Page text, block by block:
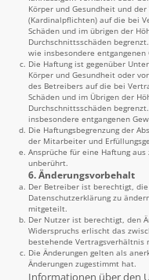
Körper und Gesundheit und
(Kardinalpflichten) auf die bei
Schäden und im übrigen der
Durchschnittsschäden
wie insbesondere entgangenen
Die Haftung ist gegenüber
Körper und Gesundheit oder
des Betreibers auf die bei
Schäden und im Übrigen der
Durchschnittsschäden
insbesondere entgangenen
Die Haftungsbegrenzung der
der Mitarbeiter und
Ansprüche für eine Haftung
unberührt.
6. Änderungsvorbehalt
Der Betreiber ist berechtigt,
Datenschutzerklärung zu
mitgeteilt.
Der Nutzer ist berechtigt, den
Widerspruchs erlischt das
bestehende Vertragsverhältnis
Die Änderungen gelten als
Änderungen zugestimmt hat.
Informationen über den